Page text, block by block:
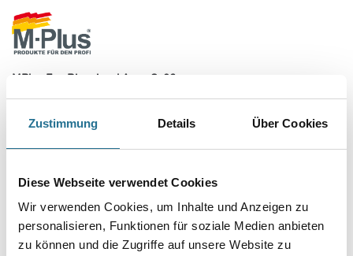
Zustimmung Details Über Cookies
Diese Webseite verwendet Cookies
Wir verwenden Cookies, um Inhalte und Anzeigen zu
personalisieren, Funktionen für soziale Medien anbieten
zu können und die Zugriffe auf unsere Website zu
MPlus Eco Ringpinsel Aqua Gr.06
Art-Nr.:8086-000299
Geeignet für wasserbasierende Lacksysteme.
Borsten- / Haar-Länge in mm